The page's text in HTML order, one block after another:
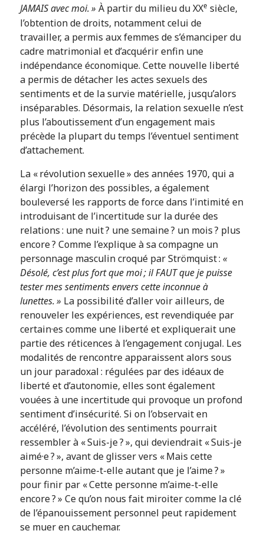
JAMAIS avec moi. » À partir du milieu du XXe siècle,
l’obtention de droits, notamment celui de
travailler, a permis aux femmes de s’émanciper du
cadre matrimonial et d’acquérir enfin une
indépendance économique. Cette nouvelle liberté
a permis de détacher les actes sexuels des
sentiments et de la survie matérielle, jusqu’alors
inséparables. Désormais, la relation sexuelle n’est
plus l’aboutissement d’un engagement mais
précède la plupart du temps l’éventuel sentiment
d’attachement.
La « révolution sexuelle » des années 1970, qui a
élargi l’horizon des possibles, a également
bouleversé les rapports de force dans l’intimité en
introduisant de l’incertitude sur la durée des
relations : une nuit ? une semaine ? un mois ? plus
encore ? Comme l’explique à sa compagne un
personnage masculin croqué par Strömquist : «
Désolé, c’est plus fort que moi ; il FAUT que je puisse
tester mes sentiments envers cette inconnue à
lunettes. » La possibilité d’aller voir ailleurs, de
renouveler les expériences, est revendiquée par
certain·es comme une liberté et expliquerait une
partie des réticences à l’engagement conjugal. Les
modalités de rencontre apparaissent alors sous
un jour paradoxal : régulées par des idéaux de
liberté et d’autonomie, elles sont également
vouées à une incertitude qui provoque un profond
sentiment d’insécurité. Si on l’observait en
accéléré, l’évolution des sentiments pourrait
ressembler à « Suis-je ? », qui deviendrait « Suis-je
aimé·e ? », avant de glisser vers « Mais cette
personne m’aime-t-elle autant que je l’aime ? »
pour finir par « Cette personne m’aime-t-elle
encore ? » Ce qu’on nous fait miroiter comme la clé
de l’épanouissement personnel peut rapidement
se muer en cauchemar.